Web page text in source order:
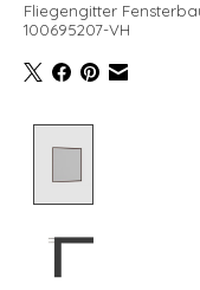
Fliegengitter
100695207-VH